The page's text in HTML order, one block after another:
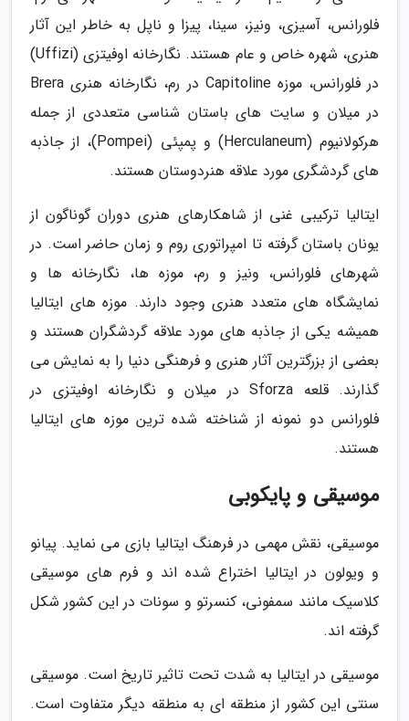
فلورانس، آسیزی، ونیز، سینا، پیزا و ناپل به خاطر این آثار
هنری، شهره خاص و عام هستند. نگارخانه اوفیتزی (Uffizi)
در فلورانس، موزه Capitoline در رم، نگارخانه هنری Brera
در میلان و سایت های باستان شناسی متعددی از جمله
هرکولانیوم (Herculaneum) و پمپئی (Pompei)، از جاذبه
های گردشگری مورد علاقه هنردوستان هستند.
ایتالیا ترکیبی غنی از شاهکارهای هنری دوران گوناگون از
یونان باستان گرفته تا امپراتوری روم و زمان حاضر است. در
شهرهای فلورانس، ونیز و رم، موزه ها، نگارخانه ها و
نمایشگاه های متعدد هنری وجود دارند. موزه های ایتالیا
همیشه یکی از جاذبه های مورد علاقه گردشگران هستند و
بعضی از بزرگترین آثار هنری و فرهنگی دنیا را به نمایش می
گذارند. قلعه Sforza در میلان و نگارخانه اوفیتزی در
فلورانس دو نمونه از شناخته شده ترین موزه های ایتالیا
هستند.
موسیقی و پایکوبی
موسیقی، نقش مهمی در فرهنگ ایتالیا بازی می نماید. پیانو
و ویولون در ایتالیا اختراع شده اند و فرم های موسیقی
کلاسیک مانند سمفونی، کنسرتو و سونات در این کشور شکل
گرفته اند.
موسیقی در ایتالیا به شدت تحت تاثیر تاریخ است. موسیقی
سنتی این کشور از منطقه ای به منطقه دیگر متفاوت است.